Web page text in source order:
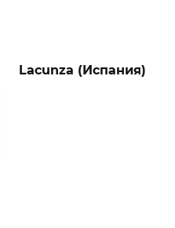
Lacunza (Испания)